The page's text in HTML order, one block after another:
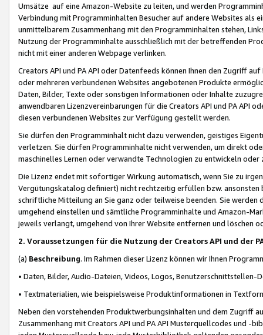
Umsätze auf eine Amazon-Website zu leiten, und werden
Verbindung mit Programminhalten Besucher auf andere Websites als
unmittelbarem Zusammenhang mit den Programminhalten stehen,
Nutzung der Programminhalte ausschließlich mit der betreffenden
nicht mit einer anderen Webpage verlinken.
Creators API und PA API oder Datenfeeds können Ihnen den Zugriff
oder mehreren verbundenen Websites angebotenen Produkte
Daten, Bilder, Texte oder sonstigen Informationen oder Inhalte
anwendbaren Lizenzvereinbarungen für die Creators API und PA API
diesen verbundenen Websites zur Verfügung gestellt werden.
Sie dürfen den Programminhalt nicht dazu verwenden, geistiges
verletzen. Sie dürfen Programminhalte nicht verwenden, um direkt
maschinelles Lernen oder verwandte Technologien zu entwickeln
Die Lizenz endet mit sofortiger Wirkung automatisch, wenn Sie zu
Vergütungskatalog definiert) nicht rechtzeitig erfüllen bzw. ansonsten
schriftliche Mitteilung an Sie ganz oder teilweise beenden. Sie werden
umgehend einstellen und sämtliche Programminhalte und Amazon-
jeweils verlangt, umgehend von Ihrer Website entfernen und löschen
2. Voraussetzungen für die Nutzung der Creators API und der
(a) Beschreibung. Im Rahmen dieser Lizenz können wir Ihnen
• Daten, Bilder, Audio-Dateien, Videos, Logos, Benutzerschnittstellen-
• Textmaterialien, wie beispielsweise Produktinformationen in
Neben den vorstehenden Produktwerbungsinhalten und dem Zugriff
Zusammenhang mit Creators API und PA API Musterquellcodes und